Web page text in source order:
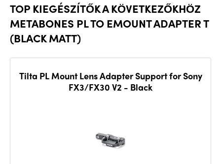
TOP KIEGÉSZÍTŐK A KÖVETKEZŐKHÖZ
METABONES PL TO EMOUNT ADAPTER T
(BLACK MATT)
Tilta PL Mount Lens Adapter Support for Sony
FX3/FX30 V2 - Black